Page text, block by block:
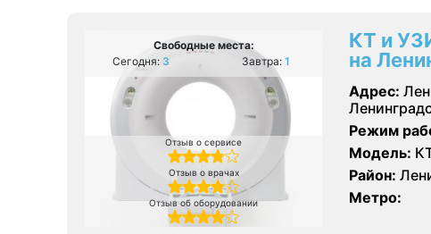
Свободные места:
Сегодня: 3 Завтра: 1
Отзыв о сервисе
Отзыв о врачах
Отзыв об оборудовании
КТ и
на
Адрес:
Режим
Модель:
Район:
Метро: